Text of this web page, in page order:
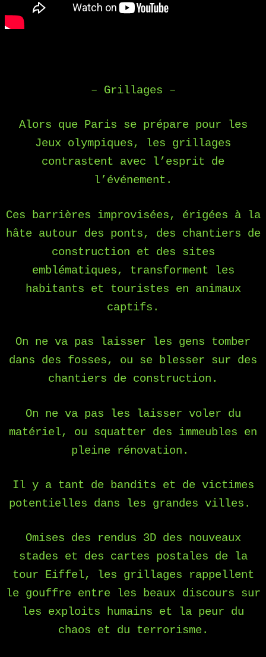
– Grillages –
Alors que Paris se prépare pour les
Jeux olympiques, les grillages
contrastent avec l’esprit de
l’événement.
Ces barrières improvisées, érigées à la
hâte autour des ponts, des chantiers de
construction et des sites
emblématiques, transforment les
habitants et touristes en animaux
captifs.
On ne va pas laisser les gens tomber
dans des fosses, ou se blesser sur des
chantiers de construction.
On ne va pas les laisser voler du
matériel, ou squatter des immeubles en
pleine rénovation.
Il y a tant de bandits et de victimes
potentielles dans les grandes villes.
Omises des rendus 3D des nouveaux
stades et des cartes postales de la
tour Eiffel, les grillages rappellent
le gouffre entre les beaux discours sur
les exploits humains et la peur du
chaos et du terrorisme.